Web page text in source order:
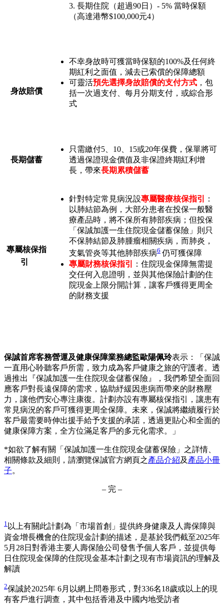
3. 長期住院（超過90日）- 5% 當時保額
（高達港幣$100,000元4）
身故賠償
不幸身故時可獲當時保額的100%及任何終
期紅利之面值，減去已索償的保障總額
可靈活預先選擇身故賠償的支付方式 ，包
括一次過支付、每月分期支付，或綜合形
式
長期儲蓄
只需繳付5、10、15或20年保費，保單將可
透過保證現金價值及非保證終期紅利增
長，帶來長期累積儲蓄
專屬核保指
引
針對特定常見病況設專屬醫療核保指引
：
以肺結節為例，大部分患者在投保一般醫
療產品時，將不保所有肺部疾病；但投保
「保誠加護一生住院現金儲蓄保險」則只
不保肺結節及肺腫瘤相關疾病，而肺炎，
支氣管炎等其他肺部疾病6 仍可獲保障
專屬財務核保指引
：住院現金保障無需提
交任何入息證明，並與其他保險計劃的住
院現金上限分開計算，讓客戶獲得更周全
的財務支援
保誠首席客務營運及健康保障業務總監歐陽佩玲表示：「保誠
一直用心聆聽客戶所需，致力成為客戶健康之旅的守護者。透
過推出『保誠加護一生住院現金儲蓄保險』，我們希望全面回
應客戶對長遠保障的需求，協助紓緩因患病而帶來的財務壓
力，讓他們安心專注康復。計劃亦設有專屬核保指引，讓患有
常見病況的客戶可獲得更周全保障。未來，保誠將繼續履行於
客戶最需要時伸出援手給予支援的承諾，透過更貼心和全面的
健康保障方案，全方位滿足客戶的多元化需求。」
*如欲了解有關「保誠加護一生住院現金儲蓄保險」之詳情、
相關條款及細則，請瀏覽保誠官方網頁之產品介紹及 產品小冊
子。
– 完 –
1以上有關此計劃為「市場首創」提供終身健康及人壽保障與
資金增長機會的住院現金計劃的描述，是基於我們截至2025年
5月28日對香港主要人壽保險公司發售予個人客戶，並提供每
日住院現金保障的住院現金基本計劃之現有市場資訊的理解及
解讀
2保誠於2025年 6月以網上問卷形式，對336名18歲或以上的現
有客戶進行調查，其中包括香港及中國内地受訪者